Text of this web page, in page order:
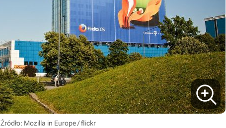
Źródło: Mozilla in Europe / flickr